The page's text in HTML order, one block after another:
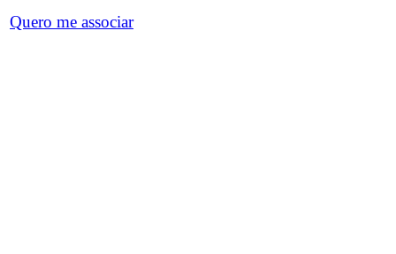
Quero me associar